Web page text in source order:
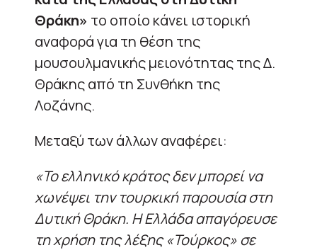
Θράκη» το οποίο κάνει ιστορική
αναφορά για τη θέση της
μουσουλμανικής μειονότητας της Δ.
Θράκης από τη Συνθήκη της
Λοζάνης.
Μεταξύ των άλλων αναφέρει:
«Το ελληνικό κράτος δεν μπορεί να
χωνέψει την τουρκική παρουσία στη
Δυτική Θράκη. Η Ελλάδα απαγόρευσε
τη χρήση της λέξης «Τούρκος» σε